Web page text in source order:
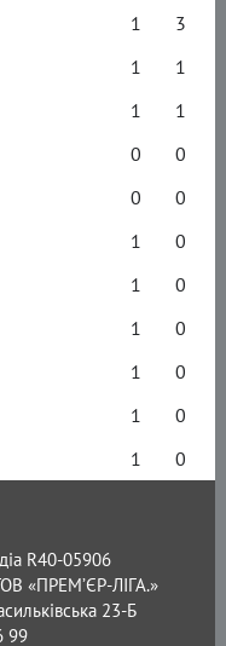
1
3
1
1
1
1
0
0
0
0
1
0
1
0
1
0
1
0
1
0
1 0
R40-05906
«ПРЕМ’ЄР-ЛІГА.»
23-Б
99